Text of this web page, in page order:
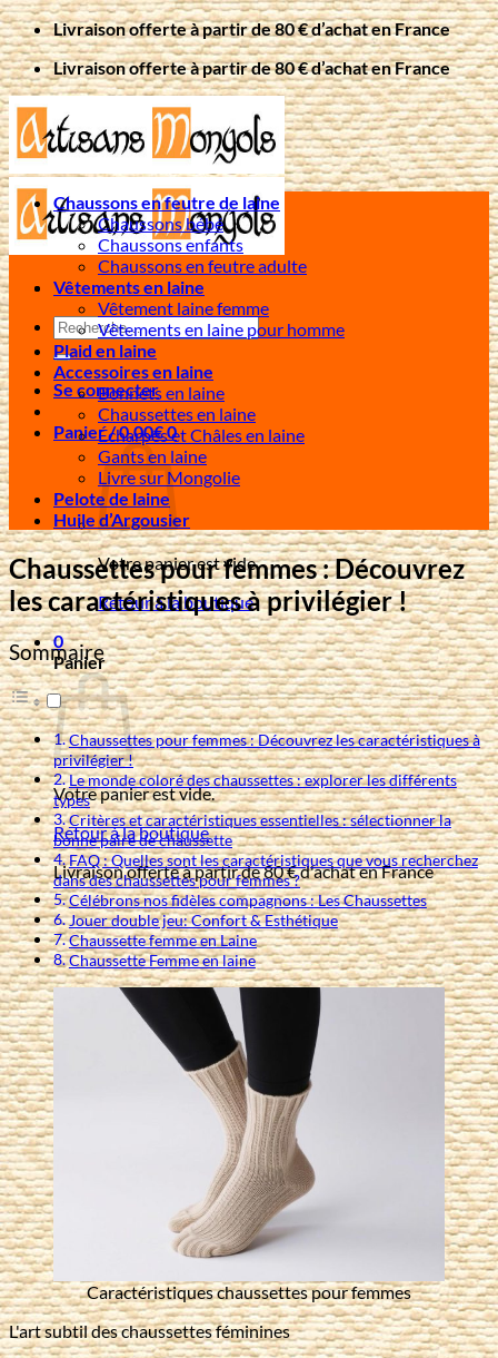
Passer
au
contenu
Livraison offerte à partir de 80 € d’achat en France
Livraison offerte à partir de 80 € d’achat en France
Recherche
pour :
Se connecter
Panier /0,00€0
Votre panier est vide.
Retour à la boutique
0
Panier
Votre panier est vide.
Retour à la boutique
Livraison offerte à partir de 80 € d'achat en France
Chaussons en feutre de laine
Chaussons bébé
Chaussons enfants
Chaussons en feutre adulte
Vêtements en laine
Vêtement laine femme
Vêtements en laine pour homme
Plaid en laine
Accessoires en laine
Bonnets en laine
Chaussettes en laine
Écharpes et Châles en laine
Gants en laine
Livre sur Mongolie
Pelote de laine
Huile d’Argousier
Chaussettes pour femmes : Découvrez
les caractéristiques à privilégier !
Sommaire
Chaussettes pour femmes : Découvrez les caractéristiques à
privilégier !
Le monde coloré des chaussettes : explorer les différents
types
Critères et caractéristiques essentielles : sélectionner la
bonne paire de chaussette
FAQ : Quelles sont les caractéristiques que vous recherchez
dans des chaussettes pour femmes ?
Célébrons nos fidèles compagnons : Les Chaussettes
Jouer double jeu: Confort & Esthétique
Chaussette femme en Laine
Chaussette Femme en laine
Caractéristiques chaussettes pour femmes
L'art subtil des chaussettes féminines